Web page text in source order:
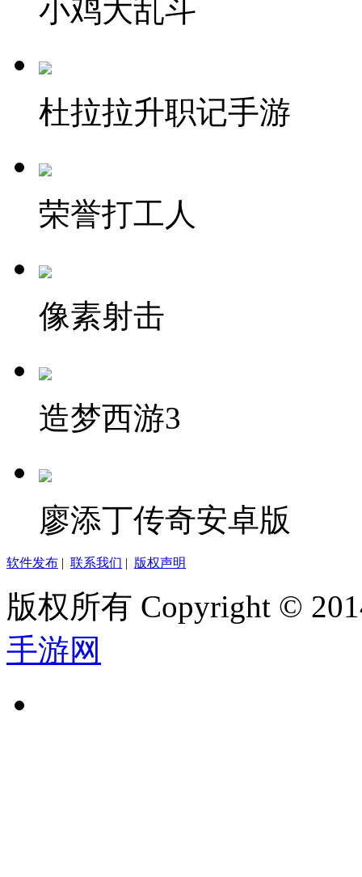
小鸡大乱斗
杜拉拉升职记手游
荣誉打工人
像素射击
造梦西游3
廖添丁传奇安卓版
软件发布 | 联系我们 | 版权声明
版权所有 Copyright ©
手游网